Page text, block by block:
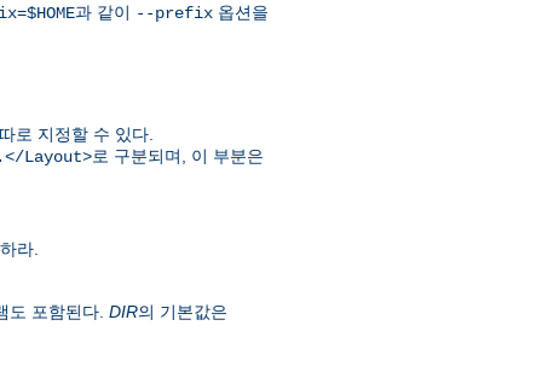
과 같이 --prefix 옵션을
로 지정할 수 있다.
Layout>로 구분되며, 이 부분은
라.
도 포함된다. DIR의 기본값은